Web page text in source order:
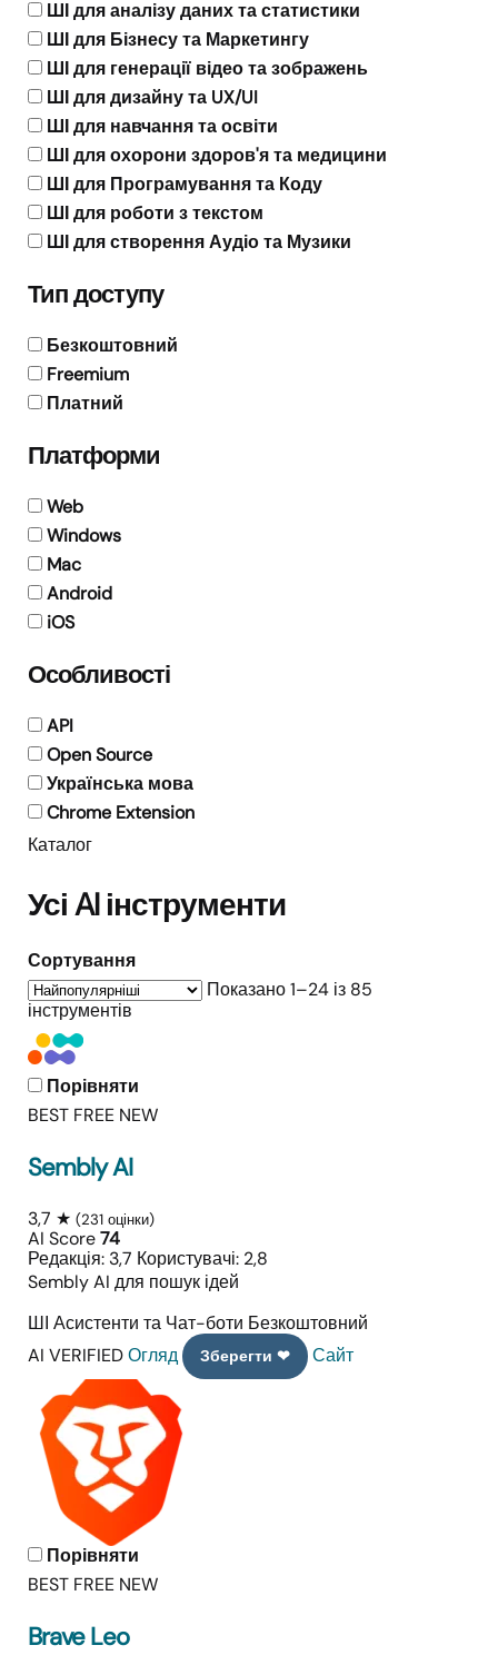
ШІ для аналізу даних та статистики
ШІ для Бізнесу та Маркетингу
ШІ для генерації відео та зображень
ШІ для дизайну та UX/UI
ШІ для навчання та освіти
ШІ для охорони здоров'я та медицини
ШІ для Програмування та Коду
ШІ для роботи з текстом
ШІ для створення Аудіо та Музики
Тип доступу
Безкоштовний
Freemium
Платний
Платформи
Web
Windows
Mac
Android
iOS
Особливості
API
Open Source
Українська мова
Chrome Extension
Каталог
Усі AI інструменти
Сортування
Показано 1–24 із 85
інструментів
Порівняти
BEST FREE NEW
Sembly AI
3,7 ★ (231 оцінки)
AI Score74
Редакція: 3,7 Користувачі: 2,8
Sembly AI для пошук ідей
ШІ Асистенти та Чат-боти Безкоштовний
AI VERIFIEDОгляд Зберегти ❤ Сайт
Порівняти
BEST FREE NEW
Brave Leo